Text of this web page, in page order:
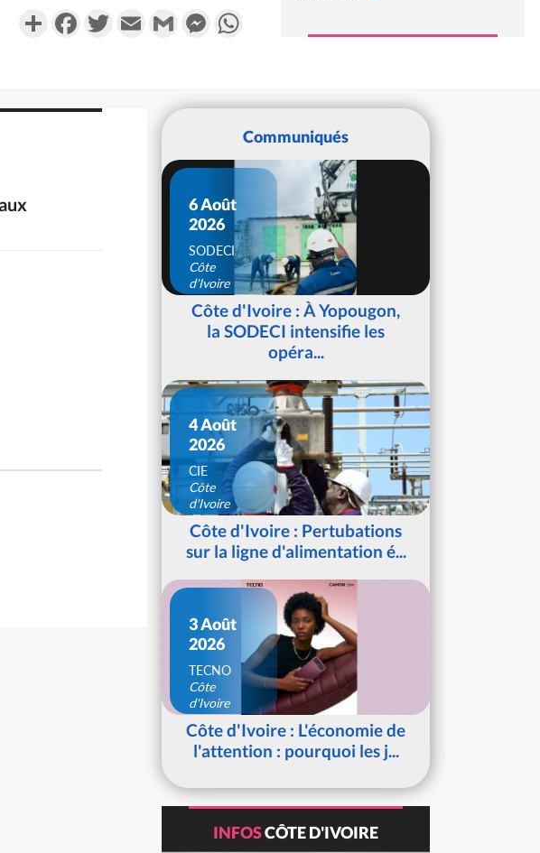
PartagerFacebookTwitterEmail Gmail Messenger
Communiqués
6 Août
2026
SODECI
Côte
d'Ivoire
Côte d'Ivoire : À Yopougon,
la SODECI intensifie les
opéra...
4 Août
2026
CIE
Côte
d'Ivoire
Côte d'Ivoire : Pertubations
sur la ligne d'alimentation é...
3 Août
2026
TECNO
Côte
d'Ivoire
Côte d'Ivoire : L'économie de
l'attention : pourquoi les j...
INFOSCÔTE D'IVOIRE